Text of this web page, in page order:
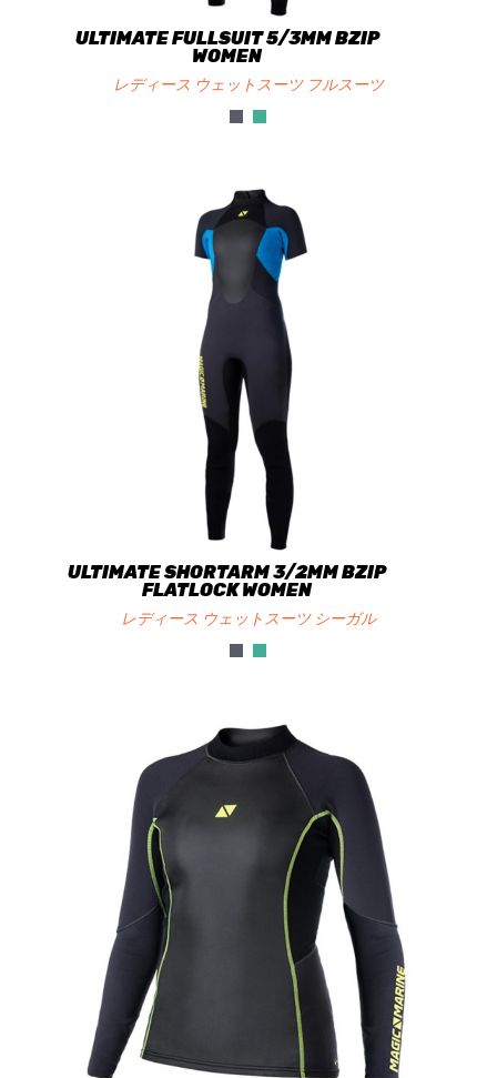
ULTIMATE FULLSUIT 5/3MM BZIP
WOMEN
レディース ウェットスーツ フルスーツ
ULTIMATE SHORTARM 3/2MM BZIP
FLATLOCK WOMEN
レディース ウェットスーツ シーガル